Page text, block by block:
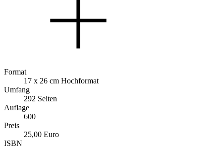
Format
17 x 26 cm Hochformat
Umfang
292 Seiten
Auflage
600
Preis
25,00 Euro
ISBN